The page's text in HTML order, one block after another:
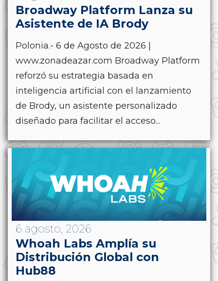
Broadway Platform Lanza su
Asistente de IA Brody
Polonia.- 6 de Agosto de 2026 |
www.zonadeazar.com Broadway Platform
reforzó su estrategia basada en
inteligencia artificial con el lanzamiento
de Brody, un asistente personalizado
diseñado para facilitar el acceso...
6 agosto, 2026
Whoah Labs Amplía su
Distribución Global con
Hub88